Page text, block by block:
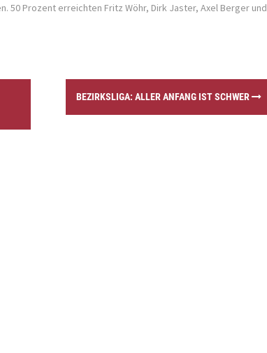
50 Prozent erreichten Fritz Wöhr, Dirk Jaster, Axel Berger und
BEZIRKSLIGA: ALLER ANFANG IST SCHWER